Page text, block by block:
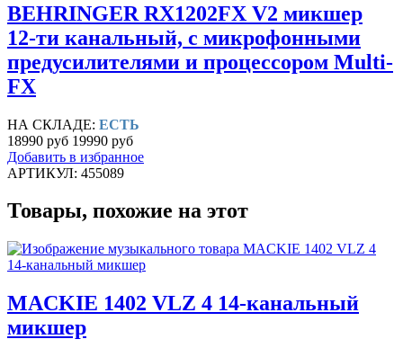
BEHRINGER RX1202FX V2 микшер
12-ти канальный, с микрофонными
предусилителями и процессором Multi-
FX
НА СКЛАДЕ: ЕСТЬ
18990 руб 19990 руб
Добавить в избранное
АРТИКУЛ: 455089
Товары, похожие на этот
MACKIE 1402 VLZ 4 14-канальный
микшер